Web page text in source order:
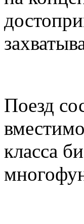
Поезд
класса